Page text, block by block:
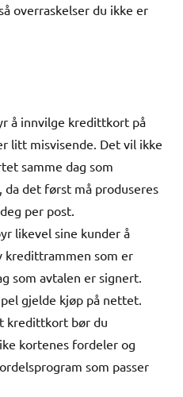
overraskelser du ikke er
å innvilge kredittkort på
litt misvisende. Det vil ikke
samme dag som
da det først må produseres
per post.
likevel sine kunder å
kredittrammen som er
som avtalen er signert.
gjelde kjøp på nettet.
kredittkort bør du
kortenes fordeler og
som passer